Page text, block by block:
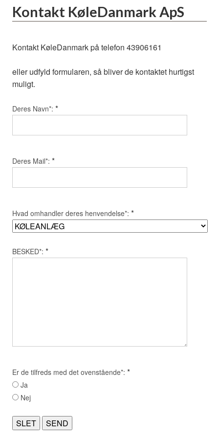
Kontakt KøleDanmark ApS
Kontakt KøleDanmark på telefon 43906161
eller udfyld formularen, så bliver de kontaktet hurtigst
muligt.
Deres Navn*: *
Deres Mail*: *
Hvad omhandler deres henvendelse*: *
BESKED*: *
Er de tilfreds med det ovenstående*: *
Ja
Nej